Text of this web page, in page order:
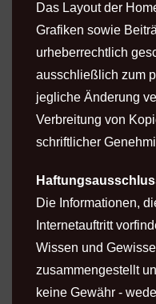
Das Layout der
Grafiken sowie
urheberrechtlich
ausschließlich zum
jegliche Änderung
Verbreitung von
schriftlicher
Die Informationen,
Internetauftritt
Wissen und
zusammengestellt
keine Gewähr -